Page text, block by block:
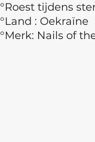
°Roest tijdens
°Land : Oekraïne
°Merk: Nails of